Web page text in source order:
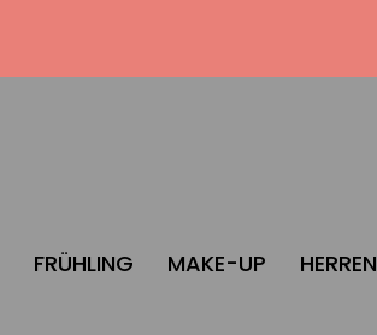
FRÜHLING MAKE-UP HERREN